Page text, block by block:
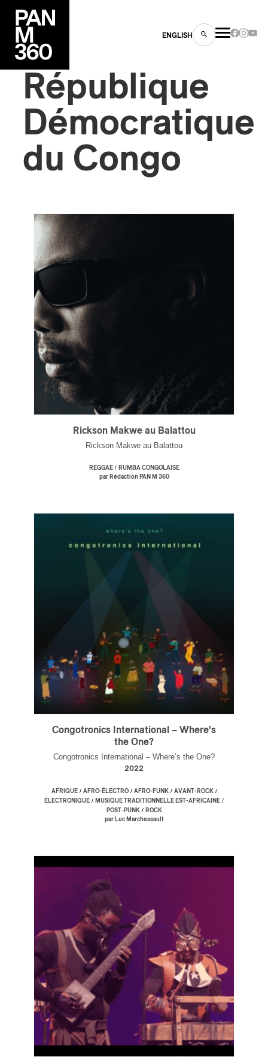
ENGLISH
République
Démocratique
du Congo
Rickson Makwe au Balattou
Rickson Makwe au Balattou
REGGAE/ RUMBA CONGOLAISE
par Rédaction PAN M 360
Congotronics International – Where’s
the One?
Congotronics International – Where’s the One?
2022
AFRIQUE/ AFRO-ÉLECTRO/ AFRO-FUNK/ AVANT-ROCK/
ÉLECTRONIQUE / MUSIQUE TRADITIONNELLE EST-AFRICAINE /
POST-PUNK/ ROCK
par Luc Marchessault
Inscription
Infolettre
Prénom
Type d'abonné